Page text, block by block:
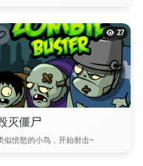
27
灭僵尸
似愤怒的小鸟，开始射击~